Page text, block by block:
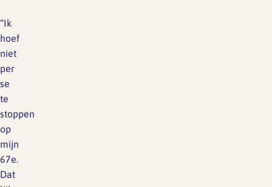
“Ik
hoef
niet
per
se
te
stoppen
op
mijn
67e.
Dat